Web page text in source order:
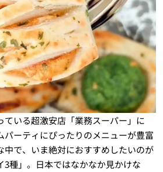
ている超激安店「業務スーパー」に
パーティにぴったりのメニューが豊富
中で、いま絶対におすすめしたいのが
3種」。日本ではなかなか見かけな